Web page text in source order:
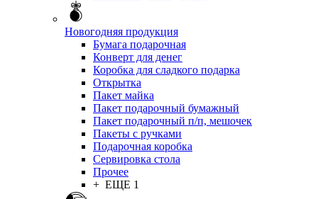
Новогодняя продукция
Бумага подарочная
Конверт для денег
Коробка для сладкого подарка
Открытка
Пакет майка
Пакет подарочный бумажный
Пакет подарочный п/п, мешочек
Пакеты с ручками
Подарочная коробка
Сервировка стола
Прочее
+ ЕЩЕ 1